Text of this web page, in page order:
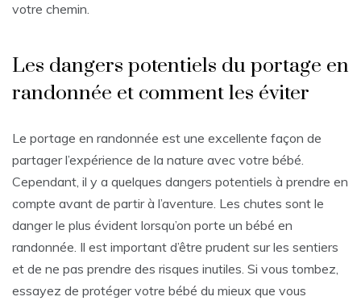
votre chemin.
Les dangers potentiels du portage en
randonnée et comment les éviter
Le portage en randonnée est une excellente façon de
partager l’expérience de la nature avec votre bébé.
Cependant, il y a quelques dangers potentiels à prendre en
compte avant de partir à l’aventure. Les chutes sont le
danger le plus évident lorsqu’on porte un bébé en
randonnée. Il est important d’être prudent sur les sentiers
et de ne pas prendre des risques inutiles. Si vous tombez,
essayez de protéger votre bébé du mieux que vous